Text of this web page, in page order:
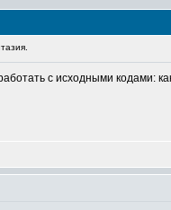
с исходными кодами: